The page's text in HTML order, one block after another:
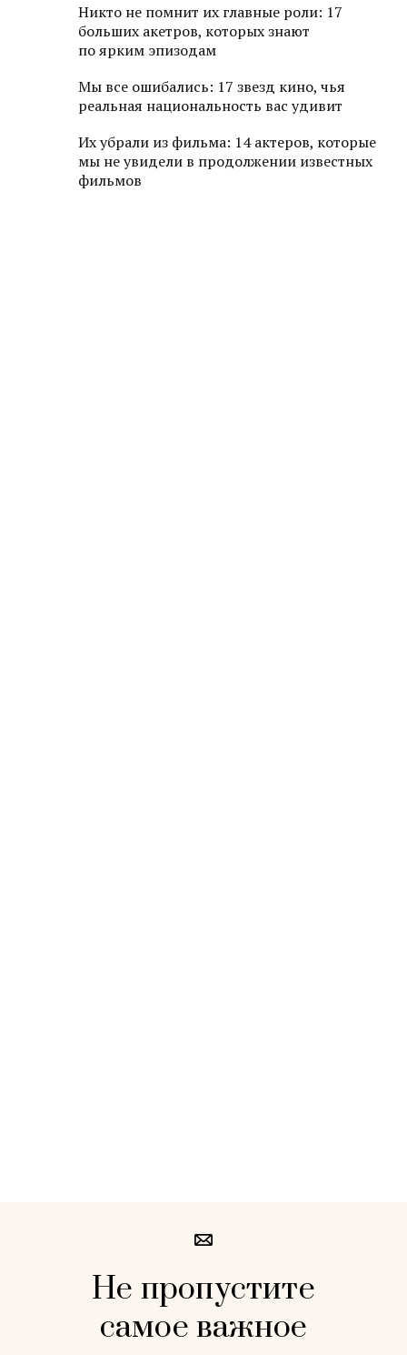
Никто не помнит их главные роли: 17
больших акетров, которых знают
по ярким эпизодам
Мы все ошибались: 17 звезд кино, чья
реальная национальность вас удивит
Их убрали из фильма: 14 актеров, которые
мы не увидели в продолжении известных
фильмов
Не пропустите
самое важное